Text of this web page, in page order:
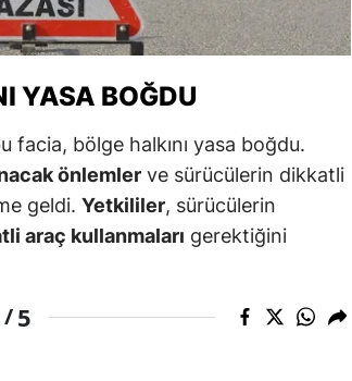
YASA BOĞDU
facia, bölge halkını yasa boğdu.
önlemler ve sürücülerin dikkatli
geldi. Yetkililer, sürücülerin
araç kullanmaları gerektiğini
/5